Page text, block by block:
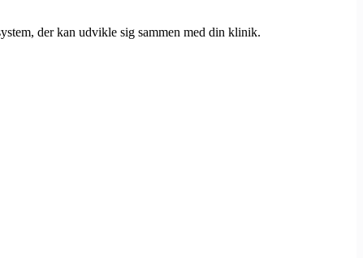
der kan udvikle sig sammen med din klinik.